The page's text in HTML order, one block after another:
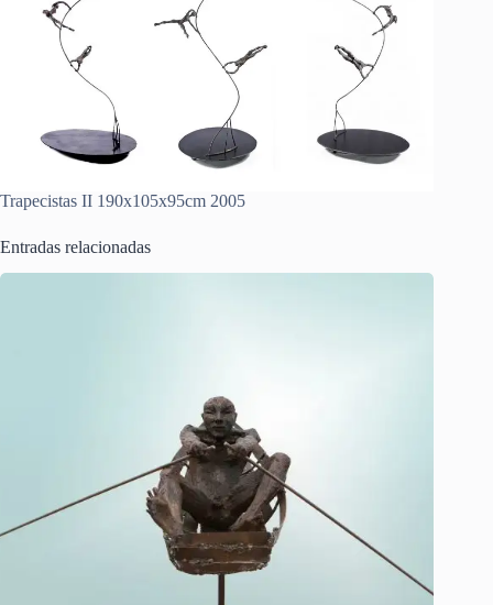
Trapecistas II 190x105x95cm 2005
Entradas relacionadas